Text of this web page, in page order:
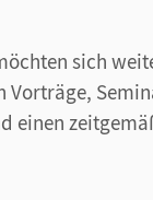
sich
Vorträge,
einen